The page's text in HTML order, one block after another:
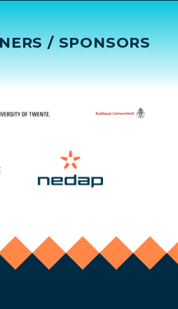
/ SPONSORS